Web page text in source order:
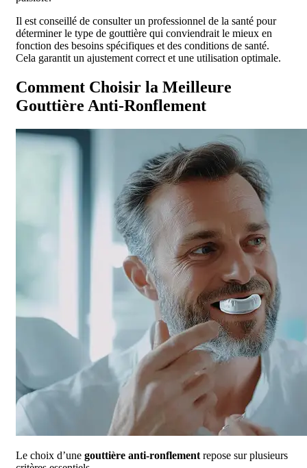
Il est conseillé de consulter un professionnel de la santé pour
déterminer le type de gouttière qui conviendrait le mieux en
fonction des besoins spécifiques et des conditions de santé.
Cela garantit un ajustement correct et une utilisation optimale.
Comment Choisir la Meilleure
Gouttière Anti-Ronflement
Le choix d’une gouttière anti-ronflement repose sur plusieurs